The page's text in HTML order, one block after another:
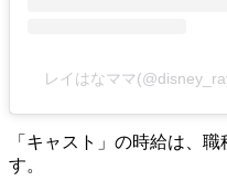
レイはなママ
「キャスト」の時給は、
す。